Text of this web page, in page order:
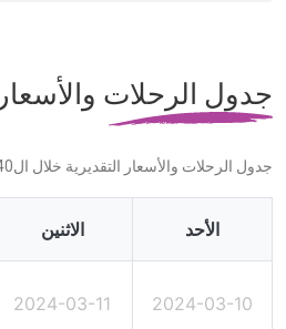
جدول الرحلات والأسعار
جدول الرحلات والأسعار التقديرية خلال ال40 يوم القادمين
الأحد الاثنين
2024-03-10
2024-03-11